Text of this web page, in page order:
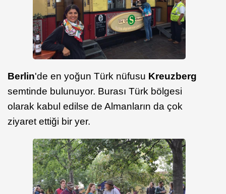
Berlin'de en yoğun Türk nüfusu Kreuzberg
semtinde bulunuyor. Burası Türk bölgesi
olarak kabul edilse de Almanların da çok
ziyaret ettiği bir yer.